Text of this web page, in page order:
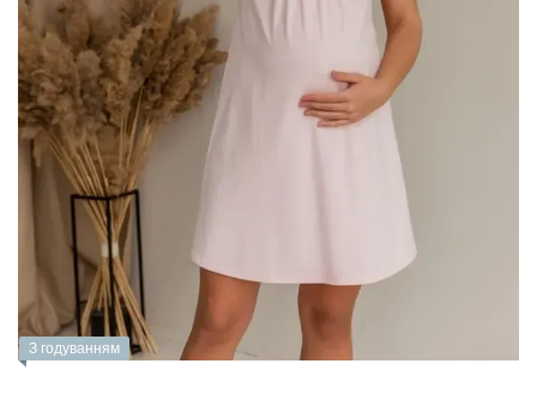
З годуванням